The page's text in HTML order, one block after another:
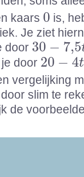
kaars 0
0 is,
Je ziet
door 30 − 7,5
30-7,5t
door 20 − 4t
20 4 t=
vergelijking
door slim te
de